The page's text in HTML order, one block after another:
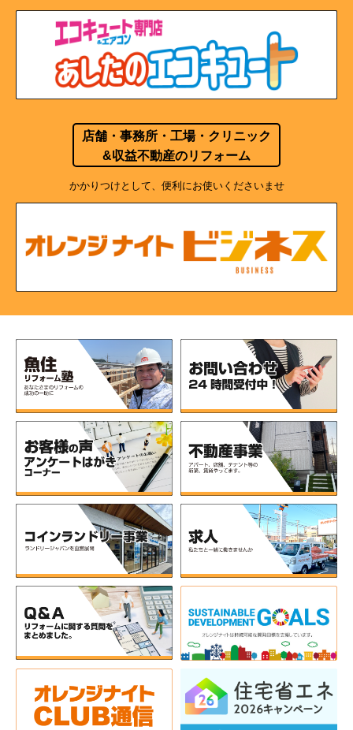
店舗・事務所・工場・クリニック
&収益不動産のリフォーム
かかりつけとして、便利にお使いくださいませ